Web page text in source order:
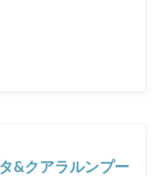
&クアラルンプー